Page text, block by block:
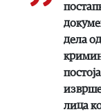
дела
лица